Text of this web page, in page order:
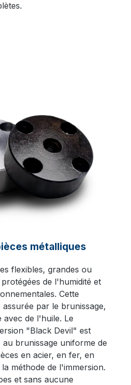
métalliques
flexibles, grandes ou
de l'humidité et
Cette
par le brunissage,
avec de l'huile. Le
"Black Devil" est
brunissage uniforme de
en acier, en fer, en
méthode de l'immersion.
et sans aucune